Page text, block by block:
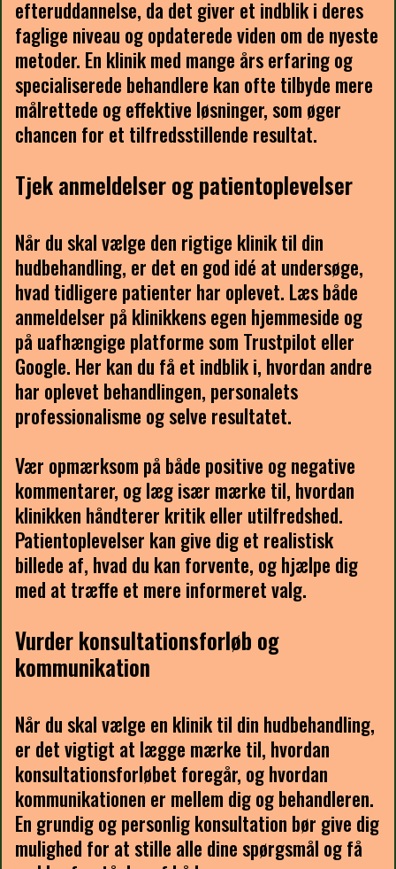
efteruddannelse, da det giver et indblik i deres
faglige niveau og opdaterede viden om de nyeste
metoder. En klinik med mange års erfaring og
specialiserede behandlere kan ofte tilbyde mere
målrettede og effektive løsninger, som øger
chancen for et tilfredsstillende resultat.
Tjek anmeldelser og patientoplevelser
Når du skal vælge den rigtige klinik til din
hudbehandling, er det en god idé at undersøge,
hvad tidligere patienter har oplevet. Læs både
anmeldelser på klinikkens egen hjemmeside og
på uafhængige platforme som Trustpilot eller
Google. Her kan du få et indblik i, hvordan andre
har oplevet behandlingen, personalets
professionalisme og selve resultatet.
Vær opmærksom på både positive og negative
kommentarer, og læg især mærke til, hvordan
klinikken håndterer kritik eller utilfredshed.
Patientoplevelser kan give dig et realistisk
billede af, hvad du kan forvente, og hjælpe dig
med at træffe et mere informeret valg.
Vurder konsultationsforløb og
kommunikation
Når du skal vælge en klinik til din hudbehandling,
er det vigtigt at lægge mærke til, hvordan
konsultationsforløbet foregår, og hvordan
kommunikationen er mellem dig og behandleren.
En grundig og personlig konsultation bør give dig
mulighed for at stille alle dine spørgsmål og få